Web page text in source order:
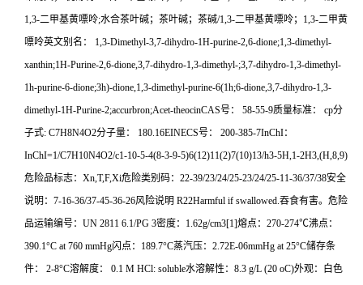
1,3-二甲基黄嘌呤;水合茶叶碱；茶叶碱；茶碱/1,3-二甲基黄嘌呤；1,3-二甲黄
嘌呤英文别名： 1,3-Dimethyl-3,7-dihydro-1H-purine-2,6-dione;1,3-dimethyl-
xanthin;1H-Purine-2,6-dione,3,7-dihydro-1,3-dimethyl-;3,7-dihydro-1,3-dimethyl-
1h-purine-6-dione;3h)-dione,1,3-dimethyl-purine-6(1h;6-dione,3,7-dihydro-1,3-
dimethyl-1H-Purine-2;accurbron;Acet-theocinCAS号： 58-55-9质量标准： cp分
子式: C7H8N4O2分子量： 180.16EINECS号： 200-385-7InChI：
InChI=1/C7H10N4O2/c1-10-5-4(8-3-9-5)6(12)11(2)7(10)13/h3-5H,1-2H3,(H,8,9)
危险品标志：Xn,T,F,Xi危险类别码：22-39/23/24/25-23/24/25-11-36/37/38安全
说明：7-16-36/37-45-36-26风险说明 R22Harmful if swallowed.吞食有害。危险
品运输编号：UN 2811 6.1/PG 3密度：1.62g/cm3[1]熔点：270-274℃沸点：
390.1°C at 760 mmHg闪点：189.7°C蒸汽压：2.72E-06mmHg at 25°C储存条
件： 2-8°C溶解度： 0.1 M HCl: soluble水溶解性：8.3 g/L (20 oC)外观：白色